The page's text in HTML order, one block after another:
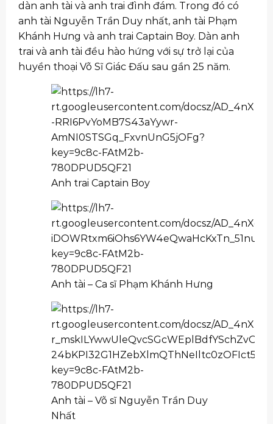
dàn anh tài và anh trai đình đám. Trong đó có
anh tài Nguyễn Trần Duy nhất, anh tài Phạm
Khánh Hưng và anh trai Captain Boy. Dàn anh
trai và anh tài đều hào hứng với sự trở lại của
huyền thoại Võ Sĩ Giác Đấu sau gần 25 năm.
Anh trai Captain Boy
Anh tài – Ca sĩ Phạm Khánh Hưng
Anh tài – Võ sĩ Nguyễn Trần Duy
Nhất